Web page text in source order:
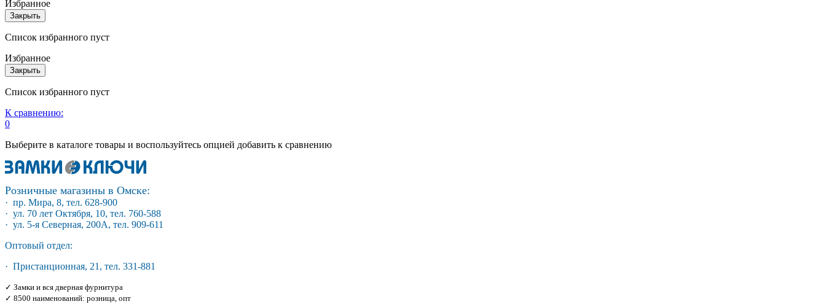
Избранное
Закрыть
Список избранного пуст
Избранное
Закрыть
Список избранного пуст
К сравнению:
0
Выберите в каталоге товары и воспользуйтесь опцией добавить к сравнению
Розничные магазины в Омске:
· пр. Мира, 8, тел. 628-900
· ул. 70 лет Октября, 10, тел. 760-588
· ул. 5-я Северная, 200А, тел. 909-611
Оптовый отдел:
· Пристанционная, 21, тел. 331-881
✓ Замки и вся дверная фурнитура
✓ 8500 наименований: розница, опт